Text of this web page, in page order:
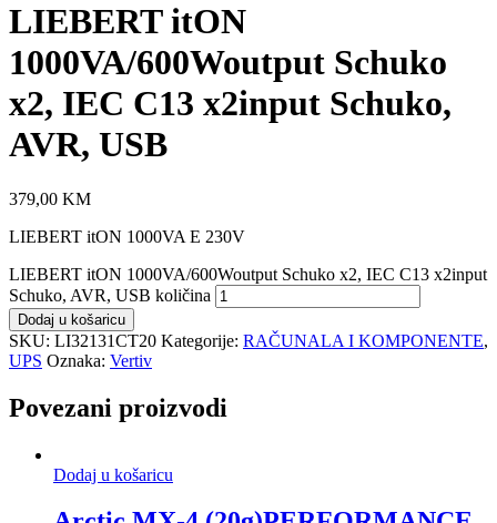
LIEBERT itON
1000VA/600Woutput Schuko
x2, IEC C13 x2input Schuko,
AVR, USB
379,00 KM
LIEBERT itON 1000VA E 230V
LIEBERT itON 1000VA/600Woutput Schuko x2, IEC C13 x2input
Schuko, AVR, USB količina
Dodaj u košaricu
SKU: LI32131CT20 Kategorije: RAČUNALA I KOMPONENTE,
UPS Oznaka: Vertiv
Povezani proizvodi
Dodaj u košaricu